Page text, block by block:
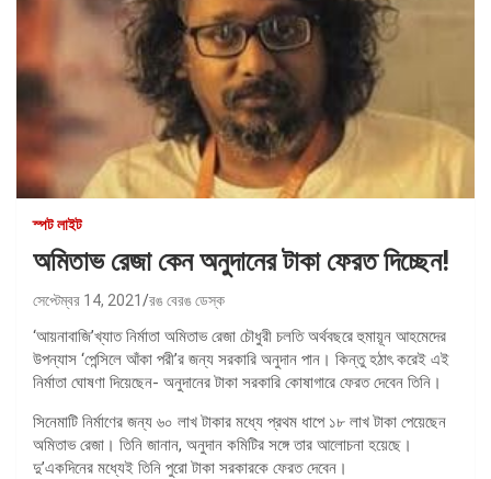
স্পট লাইট
অমিতাভ রেজা কেন অনুদানের টাকা ফেরত দিচ্ছেন!
সেপ্টেম্বর 14, 2021 রঙ বেরঙ ডেস্ক
‘আয়নাবাজি’খ্যাত নির্মাতা অমিতাভ রেজা চৌধুরী চলতি অর্থবছরে হুমায়ূন আহমেদের
উপন্যাস ‘পেন্সিলে আঁকা পরী’র জন্য সরকারি অনুদান পান। কিন্তু হঠাৎ করেই এই
নির্মাতা ঘোষণা দিয়েছেন- অনুদানের টাকা সরকারি কোষাগারে ফেরত দেবেন তিনি।
সিনেমাটি নির্মাণের জন্য ৬০ লাখ টাকার মধ্যে প্রথম ধাপে ১৮ লাখ টাকা পেয়েছেন
অমিতাভ রেজা। তিনি জানান, অনুদান কমিটির সঙ্গে তার আলোচনা হয়েছে।
দু’একদিনের মধ্যেই তিনি পুরো টাকা সরকারকে ফেরত দেবেন।